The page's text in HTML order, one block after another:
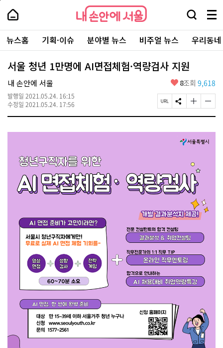
본
로
가
내
손
안
에
서
울
-
서
울
시
대
표
소
포
내
손
에
울
검
창
열
기
메
뉴
전
체
보
주
요
서
뉴스홈 기획·이슈 분야별 뉴스 비주얼 뉴스 우리동
서울 청년 1만명에 AI면접체험·역량검사 지원
내 손안에 서울
발행일 2021.05.24. 16:15
수정일 2021.05.24. 17:56
좋
요
8조회 9,618
페
이
U
S
N
공
유
하
글
자
기
크
게
경
하
기
글
자
기
작
게
페
상
단
로